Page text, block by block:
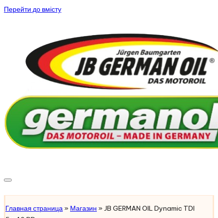
Перейти до вмісту
Главная страница » Магазин » JB GERMAN OIL Dynamic TDI